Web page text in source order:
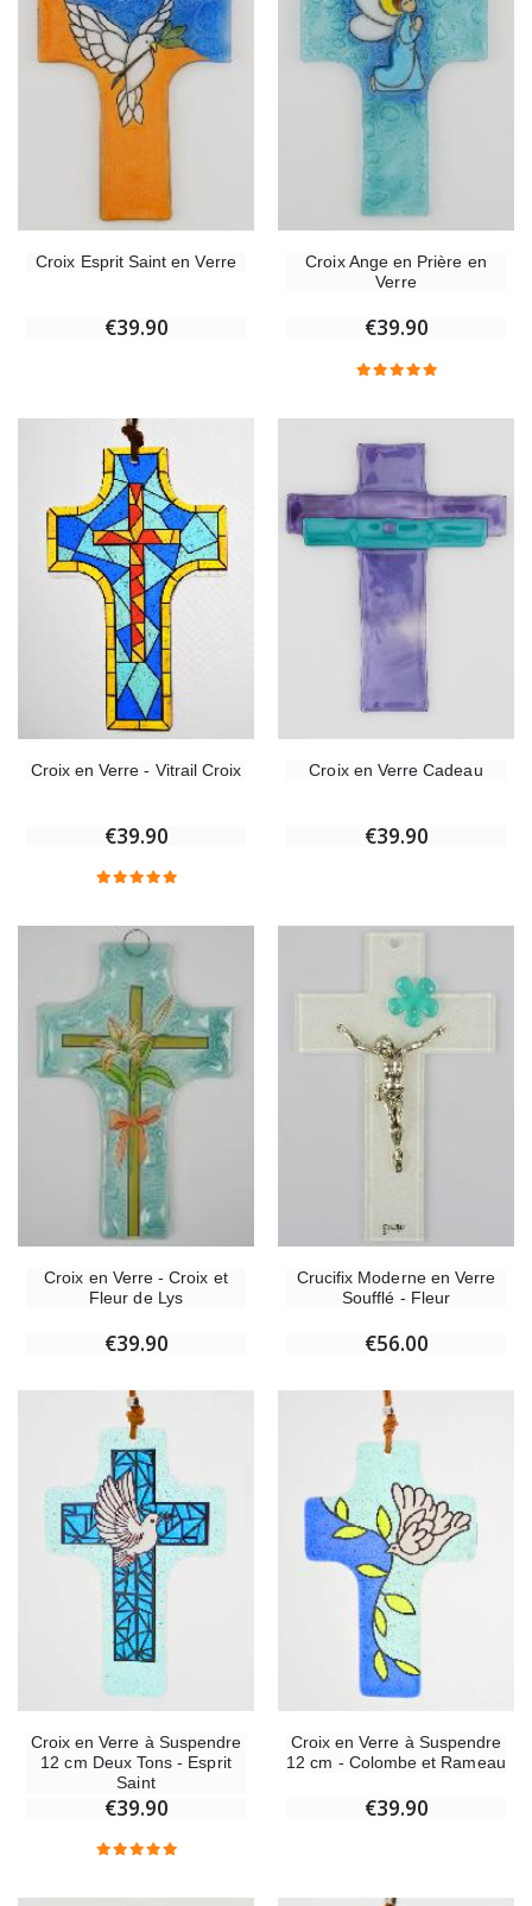
Croix Esprit Saint en Verre
€39.90
Croix Ange en Prière en
Verre
€39.90
Croix en Verre - Vitrail Croix
€39.90
Croix en Verre Cadeau
€39.90
Croix en Verre - Croix et
Fleur de Lys
€39.90
Crucifix Moderne en Verre
Soufflé - Fleur
€56.00
Croix en Verre à Suspendre
12 cm Deux Tons - Esprit
Saint
€39.90
Croix en Verre à Suspendre
12 cm - Colombe et Rameau
€39.90